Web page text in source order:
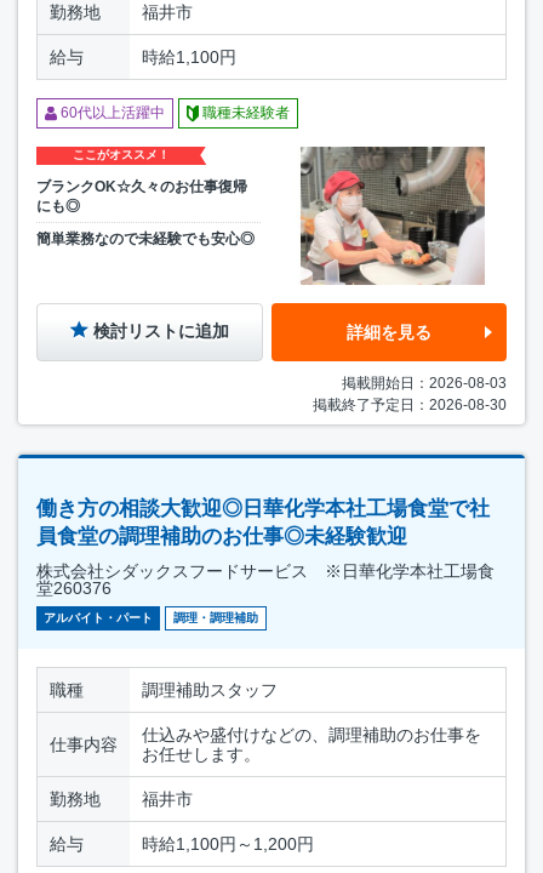
勤務地 福井市
給与 時給1,100円
60代以上活躍中 職種未経験者
ここがオススメ！
ブランクOK☆久々のお仕事復帰
にも◎
簡単業務なので未経験でも安心◎
検討リストに追加 詳細を見る
掲載開始日：2026-08-03
掲載終了予定日：2026-08-30
働き方の相談大歓迎◎日華化学本社工場食堂で社
員食堂の調理補助のお仕事◎未経験歓迎
株式会社シダックスフードサービス ※日華化学本社工場食
堂260376
アルバイト・パート 調理・調理補助
職種 調理補助スタッフ
仕事内容
仕込みや盛付けなどの、調理補助のお仕事を
お任せします。
勤務地 福井市
給与 時給1,100円～1,200円